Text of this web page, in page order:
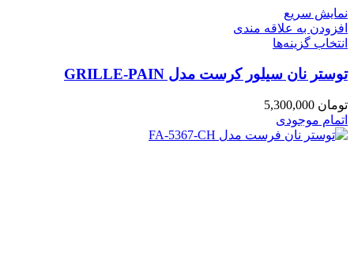
نمایش سریع
افزودن به علاقه مندی
انتخاب گزینه‌ها
توستر نان سیلور کرست مدل GRILLE-PAIN
تومان
اتمام موجودی